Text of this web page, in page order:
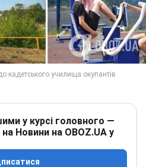
у курсі головного —
на Новини на OBOZ.UA у